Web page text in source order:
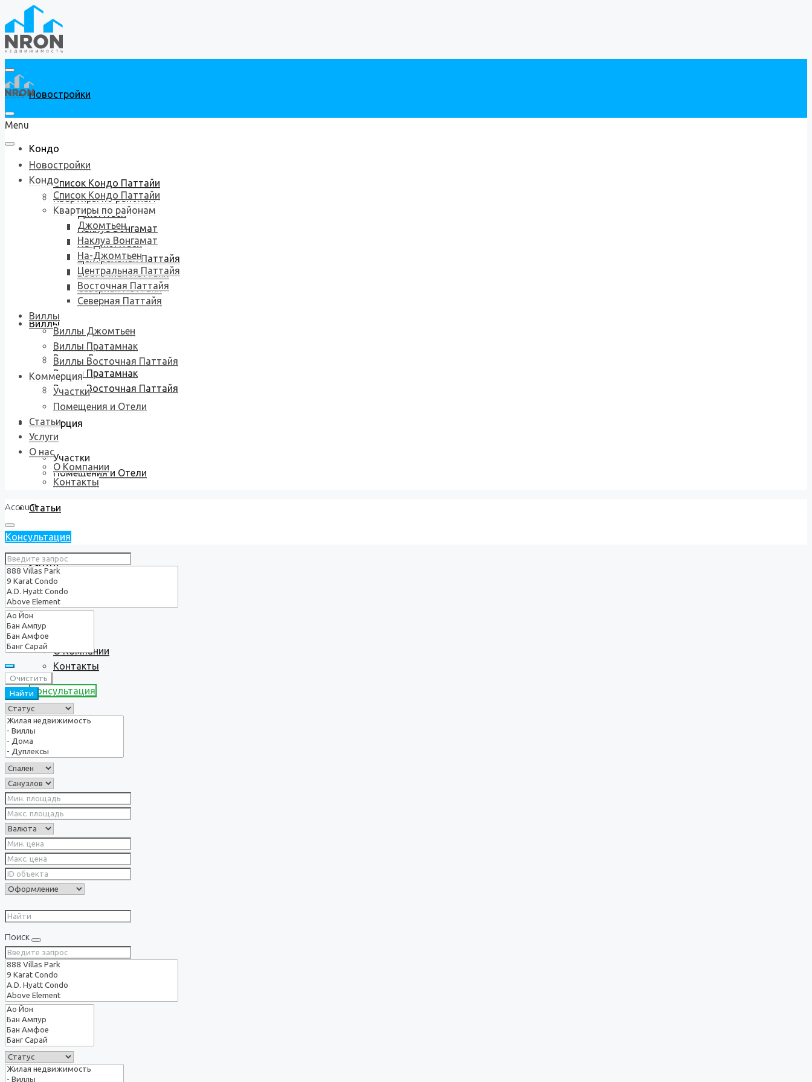
Новостройки
Кондо
Список Кондо Паттайи
Квартиры по районам
Джомтьен
Наклуа Вонгамат
На-Джомтьен
Центральная Паттайя
Восточная Паттайя
Северная Паттайя
Виллы
Виллы Джомтьен
Виллы Пратамнак
Виллы Восточная Паттайя
Коммерция
Участки
Помещения и Отели
Статьи
Услуги
О нас
О Компании
Контакты
Консультация
Menu
Новостройки
Кондо
Список Кондо Паттайи
Квартиры по районам
Джомтьен
Наклуа Вонгамат
На-Джомтьен
Центральная Паттайя
Восточная Паттайя
Северная Паттайя
Виллы
Виллы Джомтьен
Виллы Пратамнак
Виллы Восточная Паттайя
Коммерция
Участки
Помещения и Отели
Статьи
Услуги
О нас
О Компании
Контакты
Account
Консультация
Очистить
Найти
Поиск